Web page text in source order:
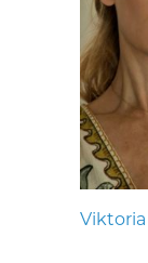
Viktoria